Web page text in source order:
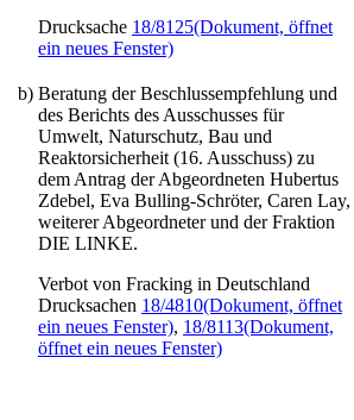
Drucksache 18/8125(Dokument, öffnet
ein neues Fenster)
b) Beratung der Beschlussempfehlung und
des Berichts des Ausschusses für
Umwelt, Naturschutz, Bau und
Reaktorsicherheit (16. Ausschuss) zu
dem Antrag der Abgeordneten Hubertus
Zdebel, Eva Bulling-Schröter, Caren Lay,
weiterer Abgeordneter und der Fraktion
DIE LINKE.
Verbot von Fracking in Deutschland
Drucksachen 18/4810(Dokument, öffnet
ein neues Fenster), 18/8113(Dokument,
öffnet ein neues Fenster)